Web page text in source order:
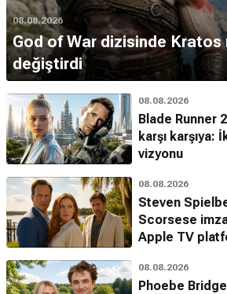
08.08.2026
God of War dizisinde Kratos
değiştirdi
08.08.2026
Blade Runner
karşı karşıya:
vizyonu
08.08.2026
Steven
Scorsese
Apple TV
08.08.2026
Phoebe